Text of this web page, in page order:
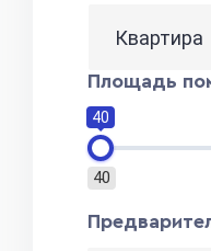
Площадь
40
40